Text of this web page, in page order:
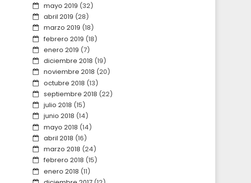
mayo 2019 (32)
abril 2019 (28)
marzo 2019 (18)
febrero 2019 (18)
enero 2019 (7)
diciembre 2018 (19)
noviembre 2018 (20)
octubre 2018 (13)
septiembre 2018 (22)
julio 2018 (15)
junio 2018 (14)
mayo 2018 (14)
abril 2018 (16)
marzo 2018 (24)
febrero 2018 (15)
enero 2018 (11)